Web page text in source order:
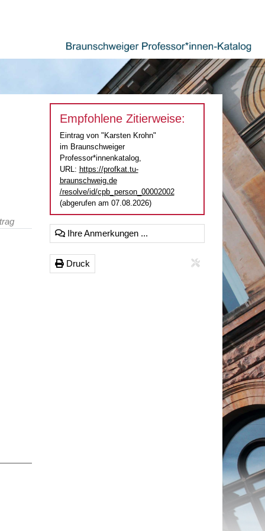
Empfohlene Zitierweise:
Eintrag von "Karsten Krohn"
im Braunschweiger
Professor*innenkatalog,
URL: https://profkat.tu-
braunschweig.de
/resolve/id/cpb_person_00002002
(abgerufen am 07.08.2026)
Ihre Anmerkungen ...
Druck